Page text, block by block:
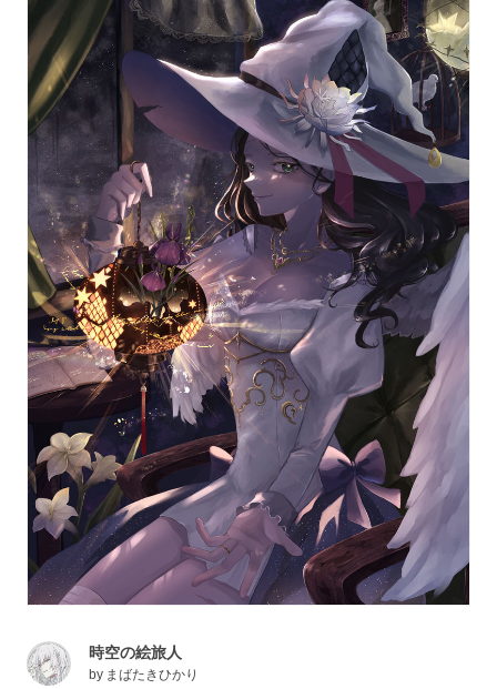
時空の絵旅人
by まばたきひかり